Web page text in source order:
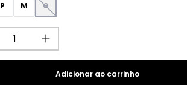
P M G
Adicionar ao carrinho